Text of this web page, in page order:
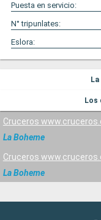
Puesta en servicio:
N° tripunlates:
Eslora:
Los
Cruceros
La Boheme
Cruceros
La Boheme